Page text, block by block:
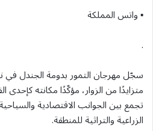
▪︎ واتس المملكة
.
سجّل مهرجان التمور بدومة الجندل في
متزايدًا من الزوار، مؤكّدًا مكانته كإحدى
تجمع بين الجوانب الاقتصادية
الزراعية والتراثية للمنطقة.